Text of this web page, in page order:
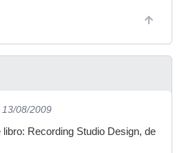
Sintewan
13/08/2009
Recording Studio Design, de